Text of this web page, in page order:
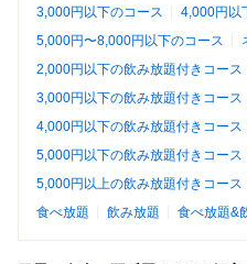
3,000円以下のコース
4,000円以
5,000円〜8,000円以下のコース
2,000円以下の飲み放題付きコース
3,000円以下の飲み放題付きコース
4,000円以下の飲み放題付きコース
5,000円以下の飲み放題付きコース
5,000円以上の飲み放題付きコース
食べ放題
飲み放題 食べ放題&